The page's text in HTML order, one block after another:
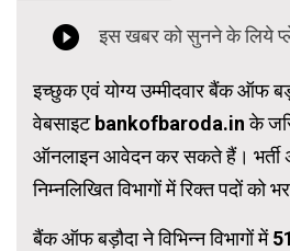
इच्छुक एवं योग्य उम्मीदवार बैंक ऑफ
वेबसाइट bankofbaroda.in के
ऑनलाइन आवेदन कर सकते हैं। भर्ती
निम्नलिखित विभागों में रिक्त पदों को
बैंक ऑफ बड़ौदा ने विभिन्न विभागों में